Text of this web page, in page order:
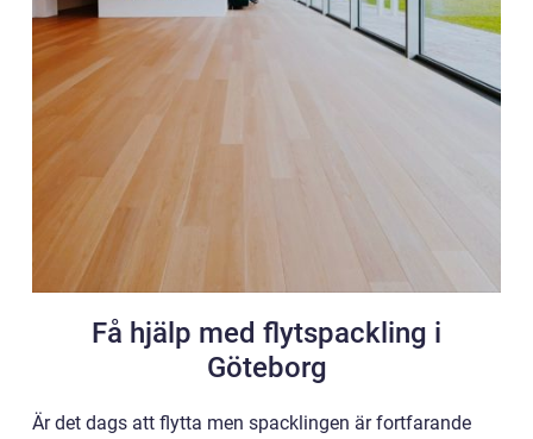
Få hjälp med flytspackling i
Göteborg
Är det dags att flytta men spacklingen är fortfarande